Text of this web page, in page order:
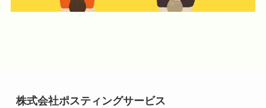
株式会社ポスティングサービス